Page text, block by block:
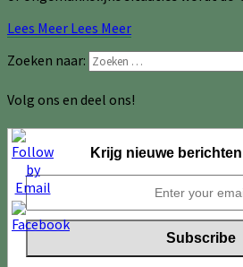
Lees Meer Lees Meer
Zoeken naar:
Volg ons en deel ons!
Krijg nieuwe